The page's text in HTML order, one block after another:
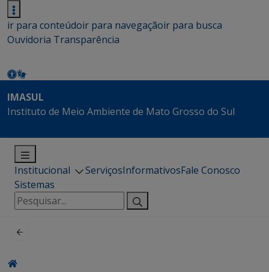
ir para conteúdoir para navegaçãoir para busca
Ouvidoria Transparência
IMASUL
Instituto de Meio Ambiente de Mato Grosso do Sul
Institucional ServiçosInformativosFale Conosco
Sistemas
Pesquisar
por: